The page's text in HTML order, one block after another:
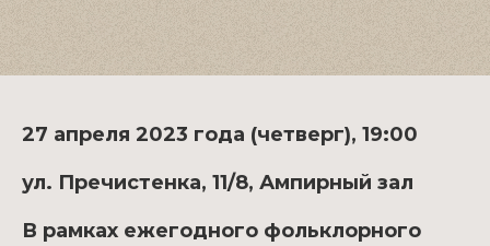
27 апреля 2023 года (четверг), 19:00
ул. Пречистенка, 11/8, Ампирный зал
В рамках ежегодного фольклорного